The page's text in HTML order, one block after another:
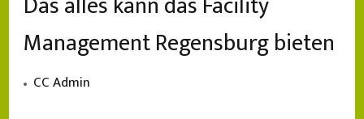
Management Regensburg bieten
CC Admin